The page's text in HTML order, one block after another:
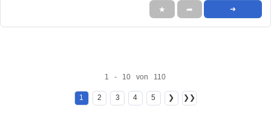
★ ➦ ➜
1 - 10 von 110
1 2 3 4 5 ❯ ❯❯